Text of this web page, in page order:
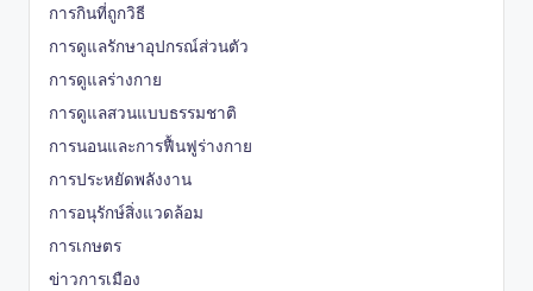
การกินที่ถูกวิธี
การดูแลรักษาอุปกรณ์ส่วนตัว
การดูแลร่างกาย
การดูแลสวนแบบธรรมชาติ
การนอนและการฟื้นฟูร่างกาย
การประหยัดพลังงาน
การอนุรักษ์สิ่งแวดล้อม
การเกษตร
ข่าวการเมือง